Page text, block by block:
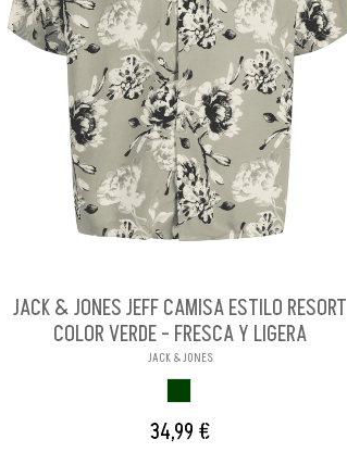
JACK & JONES JEFF CAMISA ESTILO RESORT
COLOR VERDE - FRESCA Y LIGERA
JACK & JONES
34,99 €